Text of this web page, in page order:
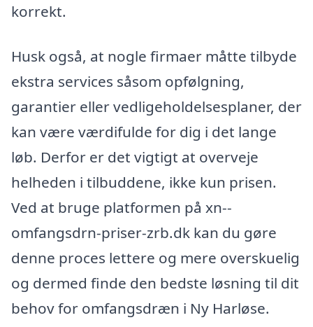
korrekt.
Husk også, at nogle firmaer måtte tilbyde
ekstra services såsom opfølgning,
garantier eller vedligeholdelsesplaner, der
kan være værdifulde for dig i det lange
løb. Derfor er det vigtigt at overveje
helheden i tilbuddene, ikke kun prisen.
Ved at bruge platformen på xn--
omfangsdrn-priser-zrb.dk kan du gøre
denne proces lettere og mere overskuelig
og dermed finde den bedste løsning til dit
behov for omfangsdræn i Ny Harløse.